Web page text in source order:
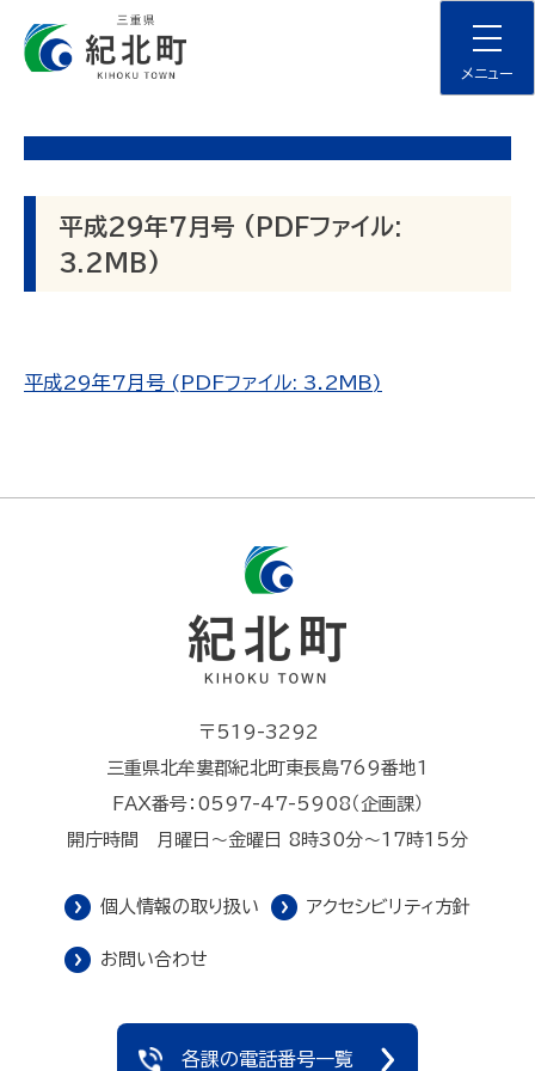
content
メニュー
平成29年7月号 (PDFファイル:
3.2MB)
平成29年7月号 (PDFファイル: 3.2MB)
〒519-3292
三重県北牟婁郡紀北町東長島769番地1
FAX番号：0597-47-5908（企画課）
開庁時間 月曜日～金曜日 8時30分～17時15分
個人情報の取り扱い アクセシビリティ方針
お問い合わせ
各課の電話番号一覧